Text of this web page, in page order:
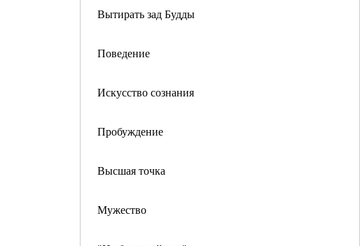
Вытирать зад Будды
Поведение
Искусство сознания
Пробуждение
Высшая точка
Мужество